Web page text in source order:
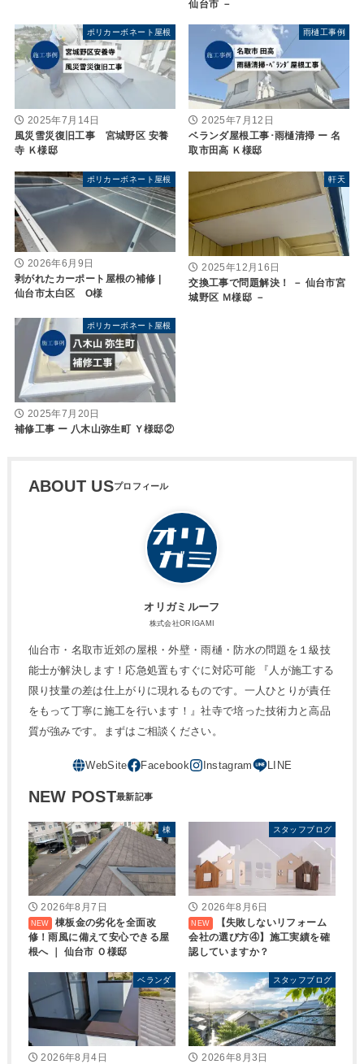
仙台市 －
ポリカーボネート屋根
2025年7月14日
風災雪災復旧工事 宮城野区 安養
寺 Ｋ様邸
雨樋工事例
2025年7月12日
ベランダ屋根工事･雨樋清掃 ー 名
取市田高 Ｋ様邸
ポリカーボネート屋根
2026年6月9日
剥がれたカーポート屋根の補修 |
仙台市太白区 O様
軒天
2025年12月16日
交換工事で問題解決！ － 仙台市宮
城野区 Ｍ様邸 －
ポリカーボネート屋根
2025年7月20日
補修工事 ー 八木山弥生町 Ｙ様邸②
ABOUT US
オリガミルーフ
株式会社ORIGAMI
仙台市・名取市近郊の屋根・外壁・雨樋・防水の問題を１級技
能士が解決します！応急処置もすぐに対応可能 『人が施工する
限り技量の差は仕上がりに現れるものです。一人ひとりが責任
をもって丁寧に施工を行います！』社寺で培った技術力と高品
質が強みです。まずはご相談ください。
NEW POST
棟
2026年8月7日
棟板金の劣化を全面改
修！雨風に備えて安心できる屋
根へ ｜ 仙台市 Ｏ様邸
スタッフブログ
2026年8月6日
【失敗しないリフォーム
会社の選び方④】施工実績を確
認していますか？
ベランダ
2026年8月4日
スタッフブログ
2026年8月3日